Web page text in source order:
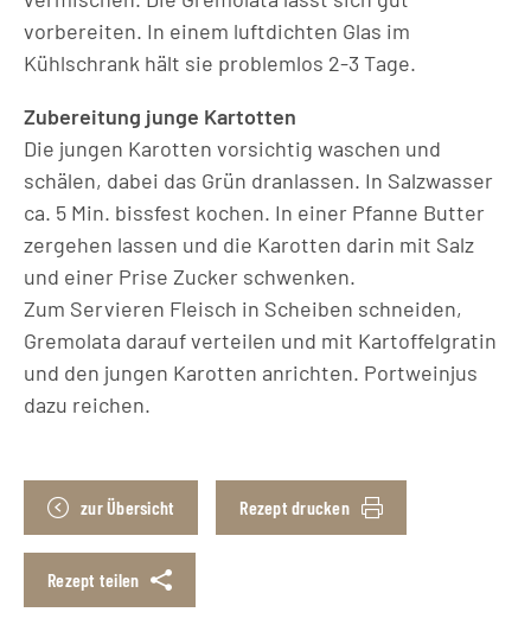
vorbereiten. In einem luftdichten Glas im
Kühlschrank hält sie problemlos 2-3 Tage.
Zubereitung junge Kartotten
Die jungen Karotten vorsichtig waschen und
schälen, dabei das Grün dranlassen. In Salzwasser
ca. 5 Min. bissfest kochen. In einer Pfanne Butter
zergehen lassen und die Karotten darin mit Salz
und einer Prise Zucker schwenken.
Zum Servieren Fleisch in Scheiben schneiden,
Gremolata darauf verteilen und mit Kartoffelgratin
und den jungen Karotten anrichten. Portweinjus
dazu reichen.
zur Übersicht Rezept drucken
Rezept teilen